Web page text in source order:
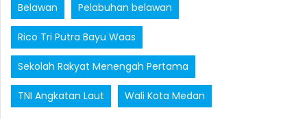
Belawan Pelabuhan belawan
Rico Tri Putra Bayu Waas
Sekolah Rakyat Menengah Pertama
TNI Angkatan Laut Wali Kota Medan